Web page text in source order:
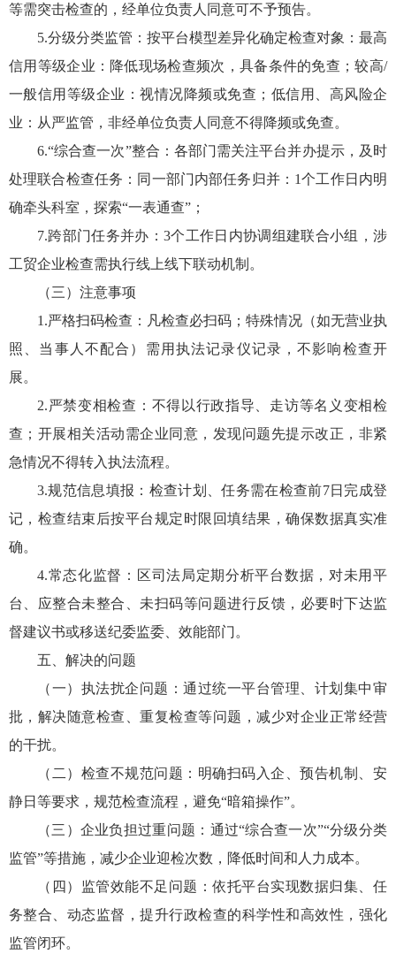
等需突击检查的，经单位负责人同意可不予预告。
5.分级分类监管：按平台模型差异化确定检查对象：最高
信用等级企业：降低现场检查频次，具备条件的免查；较高/
一般信用等级企业：视情况降频或免查；低信用、高风险企
业：从严监管，非经单位负责人同意不得降频或免查。
6.“综合查一次”整合：各部门需关注平台并办提示，及时
处理联合检查任务：同一部门内部任务归并：1个工作日内明
确牵头科室，探索“一表通查”；
7.跨部门任务并办：3个工作日内协调组建联合小组，涉
工贸企业检查需执行线上线下联动机制。
（三）注意事项
1.严格扫码检查：凡检查必扫码；特殊情况（如无营业执
照、当事人不配合）需用执法记录仪记录，不影响检查开
展。
2.严禁变相检查：不得以行政指导、走访等名义变相检
查；开展相关活动需企业同意，发现问题先提示改正，非紧
急情况不得转入执法流程。
3.规范信息填报：检查计划、任务需在检查前7日完成登
记，检查结束后按平台规定时限回填结果，确保数据真实准
确。
4.常态化监督：区司法局定期分析平台数据，对未用平
台、应整合未整合、未扫码等问题进行反馈，必要时下达监
督建议书或移送纪委监委、效能部门。
五、解决的问题
（一）执法扰企问题：通过统一平台管理、计划集中审
批，解决随意检查、重复检查等问题，减少对企业正常经营
的干扰。
（二）检查不规范问题：明确扫码入企、预告机制、安
静日等要求，规范检查流程，避免“暗箱操作”。
（三）企业负担过重问题：通过“综合查一次”“分级分类
监管”等措施，减少企业迎检次数，降低时间和人力成本。
（四）监管效能不足问题：依托平台实现数据归集、任
务整合、动态监督，提升行政检查的科学性和高效性，强化
监管闭环。